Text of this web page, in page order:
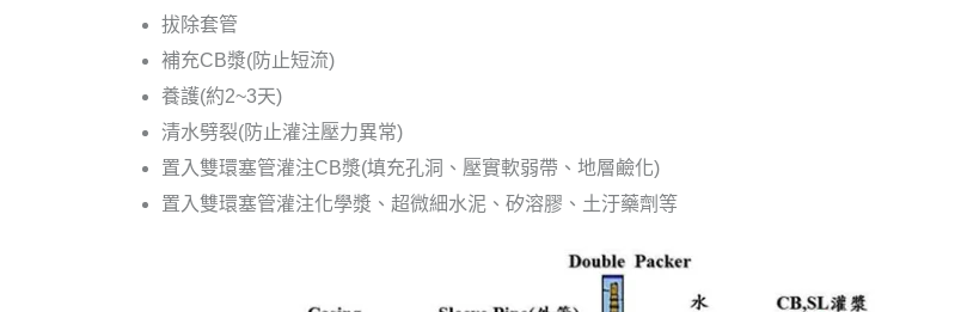
拔除套管
補充CB漿(防止短流)
養護(約2~3天)
清水劈裂(防止灌注壓力異常)
置入雙環塞管灌注CB漿(填充孔洞、壓實軟弱帶、地層鹼化)
置入雙環塞管灌注化學漿、超微細水泥、矽溶膠、土汙藥劑等